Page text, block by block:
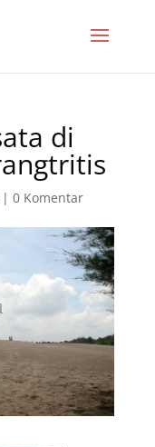
di
0 Komentar